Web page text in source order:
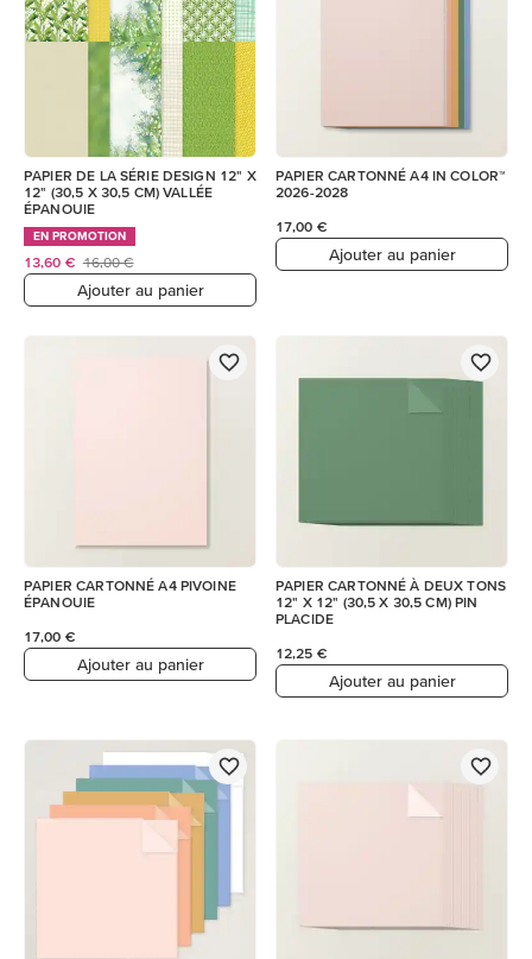
PAPIER DE LA SÉRIE DESIGN 12" X
12" (30,5 X 30,5 CM) VALLÉE
ÉPANOUIE
EN PROMOTION
13,60 € 16,00 €
Ajouter au panier
PAPIER CARTONNÉ A4 IN COLOR™
2026-2028
17,00 €
Ajouter au panier
PAPIER CARTONNÉ A4 PIVOINE
ÉPANOUIE
17,00 €
Ajouter au panier
PAPIER CARTONNÉ À DEUX TONS
12" X 12" (30,5 X 30,5 CM) PIN
PLACIDE
12,25 €
Ajouter au panier